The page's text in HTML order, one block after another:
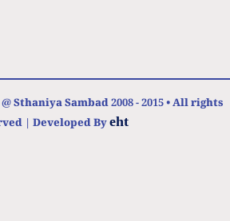
Sthaniya Sambad 2008 - 2015 • All rights
| Developed Byeht